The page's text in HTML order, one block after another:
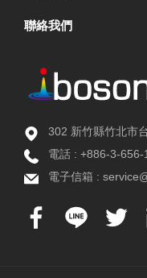
聯絡我們
302 新竹縣竹北市
電話 : +886-3-656-
電子信箱 :